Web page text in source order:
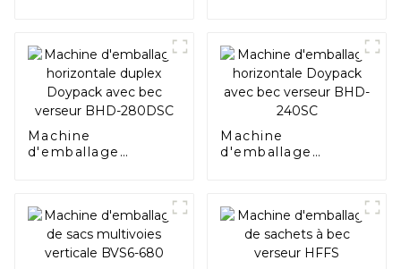
détergent
Machine
d'emballage
280DSC
Machine
d'emballage
verseur BHD-240SC